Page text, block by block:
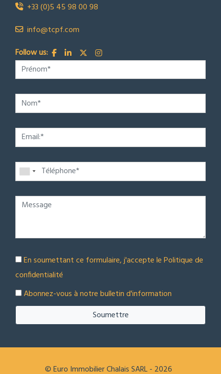
+33 (0)5 45 98 00 98
info@tcpf.com
Follow us:
En soumettant ce formulaire, j'accepte lePolitique de
confidentialité
Abonnez-vous à notre bulletin d'information
Soumettre
© Euro Immobilier Chalais SARL - 2026